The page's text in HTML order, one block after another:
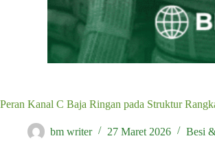
Peran Kanal C Baja Ringan pada Struktur
bm writer 27 Maret 2026 Besi